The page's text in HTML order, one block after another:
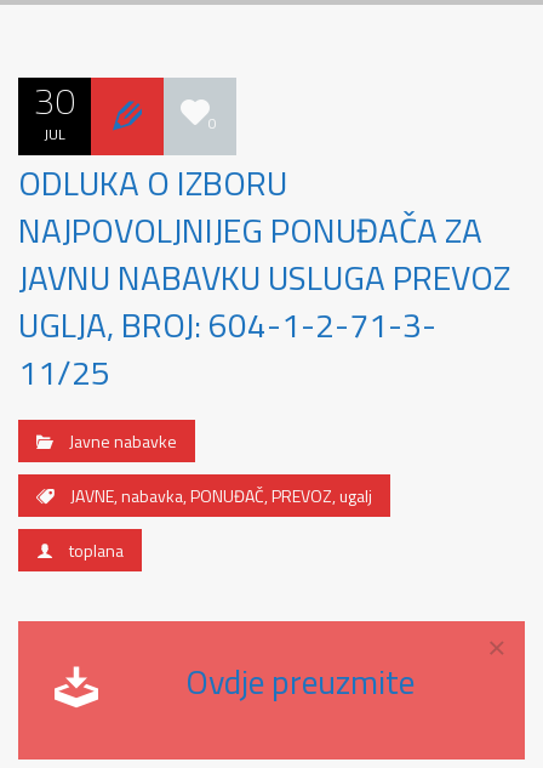
30
JUL 0
ODLUKA O IZBORU
NAJPOVOLJNIJEG PONUĐAČA ZA
JAVNU NABAVKU USLUGA PREVOZ
UGLJA, BROJ: 604-1-2-71-3-
11/25
Javne nabavke
JAVNE,nabavka,PONUĐAČ,PREVOZ,ugalj
toplana
Ovdje preuzmite
×